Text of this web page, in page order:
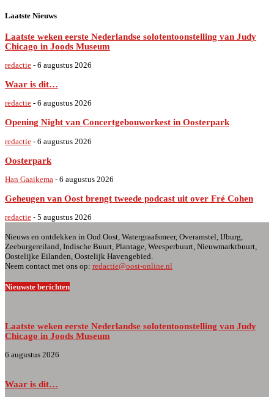
Laatste Nieuws
Laatste weken eerste Nederlandse solotentoonstelling van Judy
Chicago in Joods Museum
redactie - 6 augustus 2026
Waar is dit…
redactie - 6 augustus 2026
Opening Night van Concertgebouworkest in Oosterpark
redactie - 6 augustus 2026
Oosterpark
Han Gaaikema - 6 augustus 2026
Geheugen van Oost brengt tweede podcast uit over Fré Cohen
redactie - 5 augustus 2026
Nieuws en ontdekken in Oud Oost, Watergraafsmeer, Overamstel, IJburg,
Zeeburgereiland, Indische Buurt, Plantage, Weesperbuurt, Nieuwmarktbuurt,
Oostelijke Eilanden, Oostelijk Havengebied.
Neem contact met ons op: redactie@oost-online.nl
Nieuwste berichten
Laatste weken eerste Nederlandse solotentoonstelling van Judy
Chicago in Joods Museum
6 augustus 2026
Waar is dit…